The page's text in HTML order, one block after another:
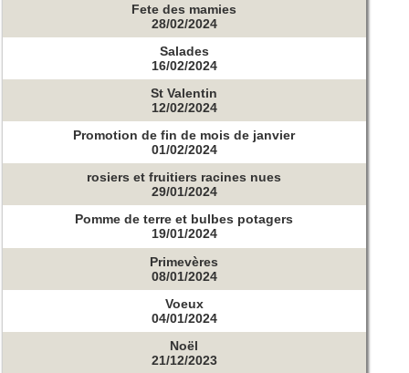
Fete des mamies
28/02/2024
Salades
16/02/2024
St Valentin
12/02/2024
Promotion de fin de mois de janvier
01/02/2024
rosiers et fruitiers racines nues
29/01/2024
Pomme de terre et bulbes potagers
19/01/2024
Primevères
08/01/2024
Voeux
04/01/2024
Noël
21/12/2023